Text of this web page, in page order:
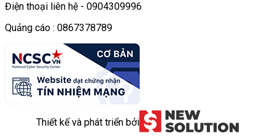
Điện thoại liên hệ - 0904309996
Quảng cáo : 0867378789
Thiết kế và phát triển bởi